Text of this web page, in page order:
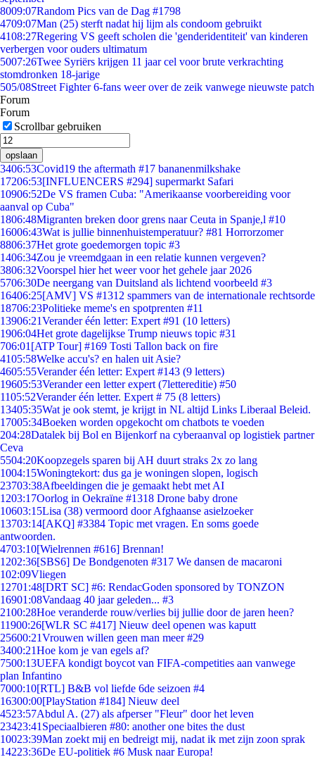
8009:07Random Pics van de Dag #1798
4709:07Man (25) sterft nadat hij lijm als condoom gebruikt
4108:27Regering VS geeft scholen die 'genderidentiteit' van kinderen
verbergen voor ouders ultimatum
5007:26Twee Syriërs krijgen 11 jaar cel voor brute verkrachting
stomdronken 18-jarige
505/08Street Fighter 6-fans weer over de zeik vanwege nieuwste patch
Forum
Forum
Scrollbar gebruiken
opslaan
3406:53Covid19 the aftermath #17 bananenmilkshake
17206:53[INFLUENCERS #294] supermarkt Safari
10906:52De VS framen Cuba: "Amerikaanse voorbereiding voor
aanval op Cuba"
1806:48Migranten breken door grens naar Ceuta in Spanje,l #10
16006:43Wat is jullie binnenhuistemperatuur? #81 Horrorzomer
8806:37Het grote goedemorgen topic #3
1406:34Zou je vreemdgaan in een relatie kunnen vergeven?
3806:32Voorspel hier het weer voor het gehele jaar 2026
5706:30De neergang van Duitsland als lichtend voorbeeld #3
16406:25[AMV] VS #1312 spammers van de internationale rechtsorde
18706:23Politieke meme's en spotprenten #11
13906:21Verander één letter: Expert #91 (10 letters)
1906:04Het grote dagelijkse Trump nieuws topic #31
706:01 [ATP Tour] #169 Tosti Tallon back on fire
4105:58Welke accu's? en halen uit Asie?
4605:55Verander één letter: Expert #143 (9 letters)
19605:53Verander een letter expert (7lettereditie) #50
1105:52Verander één letter. Expert # 75 (8 letters)
13405:35Wat je ook stemt, je krijgt in NL altijd Links Liberaal Beleid.
17005:34Boeken worden opgekocht om chatbots te voeden
204:28Datalek bij Bol en Bijenkorf na cyberaanval op logistiek partner
Ceva
5504:20Koopzegels sparen bij AH duurt straks 2x zo lang
1004:15Woningtekort: dus ga je woningen slopen, logisch
23703:38Afbeeldingen die je gemaakt hebt met AI
1203:17Oorlog in Oekraïne #1318 Drone baby drone
10603:15Lisa (38) vermoord door Afghaanse asielzoeker
13703:14[AKQ] #3384 Topic met vragen. En soms goede
antwoorden.
4703:10[Wielrennen #616] Brennan!
1202:36[SBS6] De Bondgenoten #317 We dansen de macaroni
102:09Vliegen
12701:48[DRT SC] #6: RendacGoden sponsored by TONZON
16901:08Vandaag 40 jaar geleden... #3
2100:28Hoe veranderde rouw/verlies bij jullie door de jaren heen?
11900:26[WLR SC #417] Nieuw deel openen was kaputt
25600:21Vrouwen willen geen man meer #29
3400:21Hoe kom je van egels af?
7500:13UEFA kondigt boycot van FIFA-competities aan vanwege
plan Infantino
7000:10[RTL] B&B vol liefde 6de seizoen #4
16300:00[PlayStation #184] Nieuw deel
4523:57Abdul A. (27) als afperser "Fleur" door het leven
23423:41 Speciaalbieren #80: another one bites the dust
10023:39Man zoekt mij en bedreigt mij, nadat ik met zijn zoon sprak
14223:36De EU-politiek #6 Musk naar Europa!